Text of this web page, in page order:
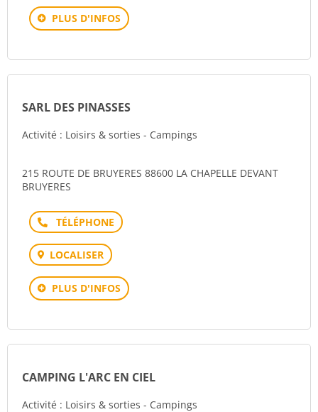
PLUS D'INFOS
SARL DES PINASSES
Activité : Loisirs & sorties - Campings
215 ROUTE DE BRUYERES 88600 LA CHAPELLE DEVANT
BRUYERES
Téléphone
LOCALISER
PLUS D'INFOS
CAMPING L'ARC EN CIEL
Activité : Loisirs & sorties - Campings